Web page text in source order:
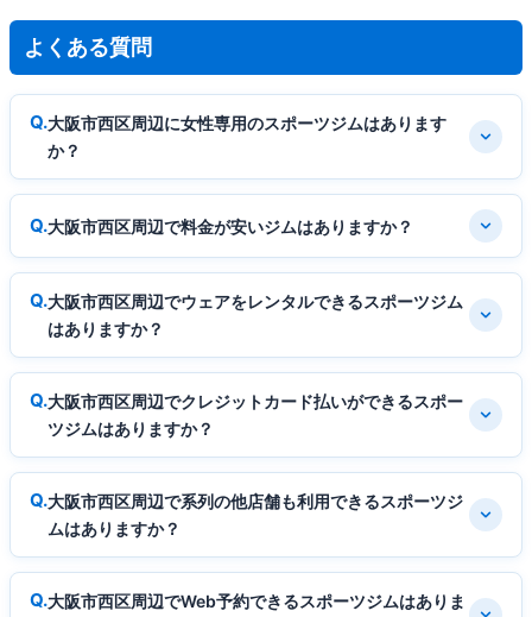
よくある質問
大阪市西区周辺に女性専用のスポーツジムはあります
か？
大阪市西区周辺で料金が安いジムはありますか？
大阪市西区周辺でウェアをレンタルできるスポーツジム
はありますか？
大阪市西区周辺でクレジットカード払いができるスポー
ツジムはありますか？
大阪市西区周辺で系列の他店舗も利用できるスポーツジ
ムはありますか？
大阪市西区周辺でWeb予約できるスポーツジムはありま